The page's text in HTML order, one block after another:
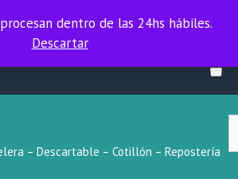
dentro de las 24hs hábiles.
dentro de las 24hs hábiles.
Descartar
– Descartable – Cotillón – Repostería